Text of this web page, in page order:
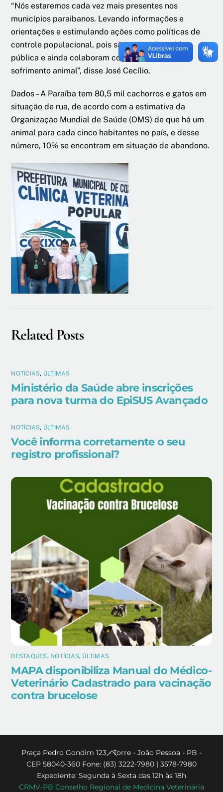
“Nós estaremos cada vez mais presentes nos
municípios paraibanos. Levando informações e
orientações e estimulando ações como políticas de
controle populacional, pois são ações de saúde
pública e ainda colaboram com o combate ao
sofrimento animal”, disse José Cecílio.
Dados – A Paraíba tem 80,5 mil cachorros e gatos em
situação de rua, de acordo com a estimativa da
Organização Mundial de Saúde (OMS) de que há um
animal para cada cinco habitantes no país, e desse
número, 10% se encontram em situação de abandono.
Related Posts
NOTÍCIAS, ÚLTIMAS
Ministério da Saúde abre inscrições
para nova turma do EpiSUS Avançado
NOTÍCIAS, ÚLTIMAS
Você informa corretamente o seu
registro profissional?
DESTAQUES, NOTÍCIAS, ÚLTIMAS
MAPA disponibiliza Manual do Médico-
Veterinário Cadastrado para vacinação
contra brucelose
Back
To
Top
Praça Pedro Gondim 123 - Torre - João Pessoa - PB -
CEP 58040-360 Fone: (83) 3222-7980 | 3578-7980
Expediente: Segunda à Sexta das 12h às 18h
CRMV-PB Conselho Regional de Medicina Veterinária